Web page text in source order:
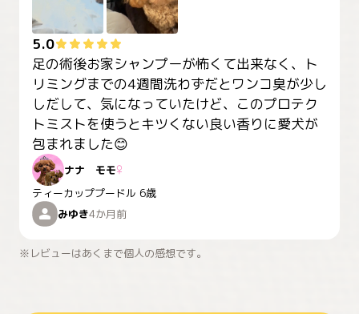
5.0
足の術後お家シャンプーが怖くて出来なく、ト
リミングまでの4週間洗わずだとワンコ臭が少し
しだして、気になっていたけど、このプロテク
トミストを使うとキツくない良い香りに愛犬が
包まれました😊
ナナ モモ♀
ティーカッププードル 6歳
みゆき4か月前
※レビューはあくまで個人の感想です。